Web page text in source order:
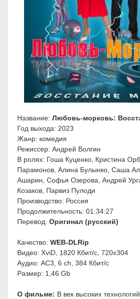
Название: Любовь-морковь:
Год выхода: 2023
Жанр: комедия
Режиссер: Андрей Волгин
В ролях: Гоша Куценко, Кристина
Парамонов, Алина Булынко, Саша
Ашарин, Софья Озерова, Андрей
Козаков, Парвиз Пулоди
Производство: Россия
Продолжительность: 01:34:27
Перевод: Оригинал (русский)
Качество: WEB-DLRip
Видео: XviD, 1820 Кбит/с, 720x304
Аудио: AC3, 6 ch, 384 Кбит/с
Размер: 1,46 Gb
О фильме: В век высоких